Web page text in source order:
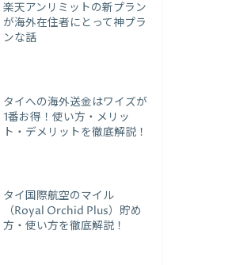
楽天アンリミットの新プラン
が海外在住者にとって神プラ
ンな話
タイへの海外送金はワイズが
1番お得！使い方・メリッ
ト・デメリットを徹底解説！
タイ国際航空のマイル
（Royal Orchid Plus）貯め
方・使い方を徹底解説！